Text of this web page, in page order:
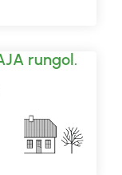
rungol.